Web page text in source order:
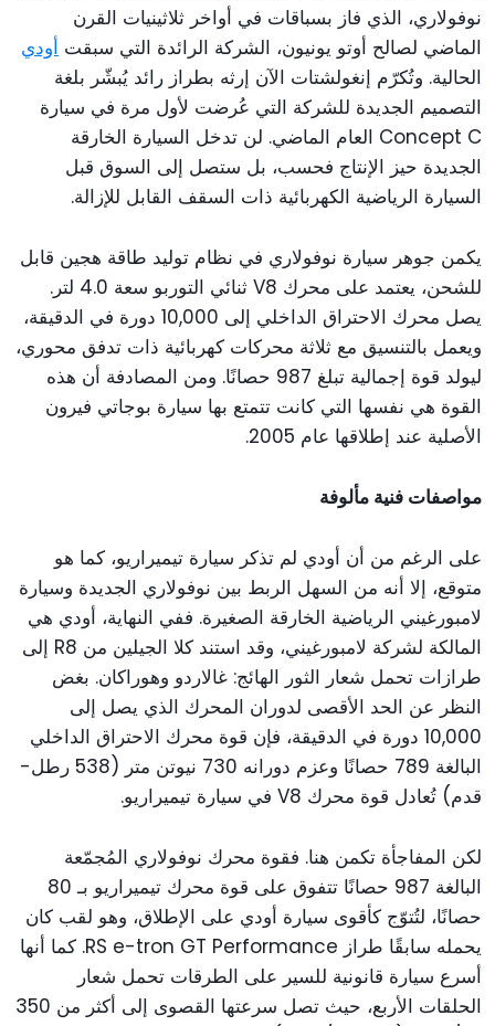
نوفولاري، الذي فاز بسباقات في أواخر ثلاثينيات القرن
الماضي لصالح أوتو يونيون، الشركة الرائدة التي سبقت أودي
الحالية. وتُكرّم إنغولشتات الآن إرثه بطراز رائد يُبشّر بلغة
التصميم الجديدة للشركة التي عُرضت لأول مرة في سيارة
Concept C العام الماضي. لن تدخل السيارة الخارقة
الجديدة حيز الإنتاج فحسب، بل ستصل إلى السوق قبل
السيارة الرياضية الكهربائية ذات السقف القابل للإزالة.
يكمن جوهر سيارة نوفولاري في نظام توليد طاقة هجين قابل
للشحن، يعتمد على محرك V8 ثنائي التوربو سعة 4.0 لتر.
يصل محرك الاحتراق الداخلي إلى 10,000 دورة في الدقيقة،
ويعمل بالتنسيق مع ثلاثة محركات كهربائية ذات تدفق محوري،
ليولد قوة إجمالية تبلغ 987 حصانًا. ومن المصادفة أن هذه
القوة هي نفسها التي كانت تتمتع بها سيارة بوجاتي فيرون
الأصلية عند إطلاقها عام 2005.
مواصفات فنية مألوفة
على الرغم من أن أودي لم تذكر سيارة تيميراريو، كما هو
متوقع، إلا أنه من السهل الربط بين نوفولاري الجديدة وسيارة
لامبورغيني الرياضية الخارقة الصغيرة. ففي النهاية، أودي هي
المالكة لشركة لامبورغيني، وقد استند كلا الجيلين من R8 إلى
طرازات تحمل شعار الثور الهائج: غالاردو وهوراكان. بغض
النظر عن الحد الأقصى لدوران المحرك الذي يصل إلى
10,000 دورة في الدقيقة، فإن قوة محرك الاحتراق الداخلي
البالغة 789 حصانًا وعزم دورانه 730 نيوتن متر (538 رطل-
قدم) تُعادل قوة محرك V8 في سيارة تيميراريو.
لكن المفاجأة تكمن هنا. فقوة محرك نوفولاري المُجمّعة
البالغة 987 حصانًا تتفوق على قوة محرك تيميراريو بـ 80
حصانًا، لتُتوّج كأقوى سيارة أودي على الإطلاق، وهو لقب كان
يحمله سابقًا طراز RS e-tron GT Performance. كما أنها
أسرع سيارة قانونية للسير على الطرقات تحمل شعار
الحلقات الأربع، حيث تصل سرعتها القصوى إلى أكثر من 350